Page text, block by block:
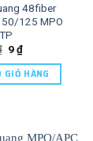
48fiber
125 MPO
9₫
GIỎ HÀNG